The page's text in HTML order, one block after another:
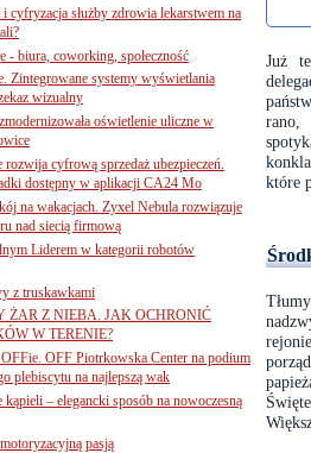
Już
rano,
które
cyfryzacja służby zdrowia lekarstwem na
- biura, coworking, społeczność
Zintegrowane systemy wyświetlania
wizualny
oświetlenie uliczne w
cyfrową sprzedaż ubezpieczeń.
dostępny w aplikacji CA24 Mo
na wakacjach. Zyxel Nebula rozwiązuje
nad siecią firmową
Liderem w kategorii robotów
z truskawkami
ŻAR Z NIEBA. JAK OCHRONIĆ
W TERENIE?
OFF Piotrkowska Center na podium
plebiscytu na najlepszą wak
kąpieli – elegancki sposób na nowoczesną
pasją